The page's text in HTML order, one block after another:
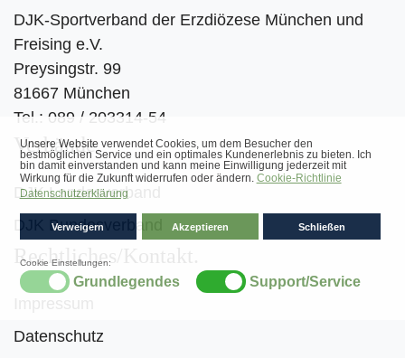
DJK-Sportverband der Erzdiözese München und
Freising e.V.
Preysingstr. 99
81667 München
Tel.: 089 / 203314-54
Verbände
DJK Landesverband
DJK Bundesverband
Rechtliches/Kontakt
Datenschutz